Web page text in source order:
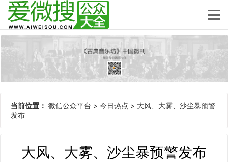
当前位置： 微信公众平台 > 今日热点 > 大风、大雾、沙尘暴预警
发布
大风、大雾、沙尘暴预警发布